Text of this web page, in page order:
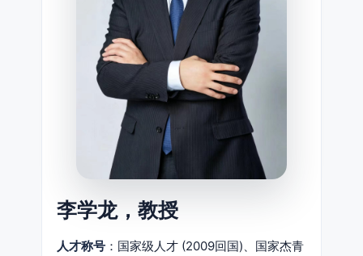
李学龙，教授
人才称号 ：国家级人才 (2009回国)、国家杰青